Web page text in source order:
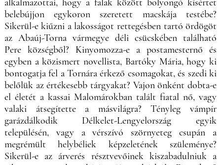
belebújjon egykoron szeretett macskája testébe?
Sikerül-e kiűzni a lakosságot rettegésben tartó ördögöt
az Abaúj-Torna vármegye déli csücskében található
Pere községből? Kinyomozza-e a postamesternő és
egyben a közismert novellista, Bartóky Mária, hogy ki
bontogatja fel a Tornára érkező csomagokat, és szedi ki
belőlük az értékesebb tárgyakat? Vajon önként dobta-e
el életét a kassai Malomárokban talált fiatal nő, vagy
valaki átsegítette a másvilágra? Tényleg vámpír
garázdálkodik Délkelet-Lengyelország egyik
településén, vagy a vérszívó szörnyeteg csupán a
megrémült helybéliek képzeletének szüleménye?
Sikerül-e az árverés résztvevőinek kiszabadulniuk a